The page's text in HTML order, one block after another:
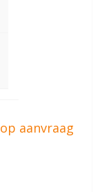
op aanvraag